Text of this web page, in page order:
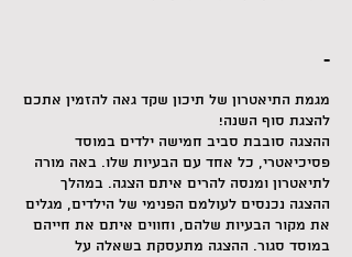
-
מגמת התיאטרון של תיכון שקד גאה להזמין אתכם
להצגת סוף השנה!
ההצגה סובבת סביב חמישה ילדים במוסד
פסיכיאטרי, כל אחד עם הבעיות שלו. באה מורה
לתיאטרון ומנסה להרים איתם הצגה. במהלך
ההצגה נכנסים לעולמם הפנימי של הילדים, מגלים
את מקור הבעיות שלהם, וחווים איתם את חייהם
במוסד סגור. ההצגה מתעסקת בשאלה על